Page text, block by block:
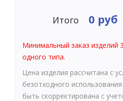
Итого 0 руб
Минимальный заказ изделий
одного типа.
Цена изделия рассчитана с
безотходного
быть скорректирована с